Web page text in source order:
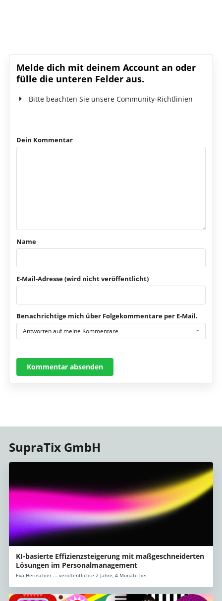
Melde dich mit deinem Account an oder
fülle die unteren Felder aus.
Bitte beachten Sie unsere Community-Richtlinien
Dein Kommentar
Name
E-Mail-Adresse (wird nicht veröffentlicht)
Benachrichtige mich über Folgekommentare per E-Mail.
Antworten auf meine Kommentare
Kommentar absenden
SupraTix GmbH
KI-basierte Effizienzsteigerung mit maßgeschneiderten
Lösungen im Personalmanagement
Eva Hernschier ... veröffentlichte 2 Jahre, 4 Monate her